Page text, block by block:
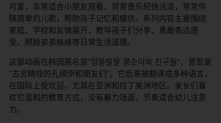
可爱，非常适合小朋友观看。背景音乐轻快活泼，常常伴
随简单的儿歌，帮助孩子记忆和模仿。系列内容主要围绕
家庭、学校和友情展开，教导孩子们分享、勇敢表达感
受、照顾弟弟妹妹等日常生活道理。
这部动画在韩国原名是“엉뚱발랄 콩순이와 친구들”，意思是
“古灵精怪的孔顺伊和朋友们”。它后来被翻译成多种语言，
在国际上受欢迎，尤其在亚洲和拉丁美洲地区。家长们喜
欢它温和的教育方式，没有暴力场面，节奏适合幼儿注意
力。